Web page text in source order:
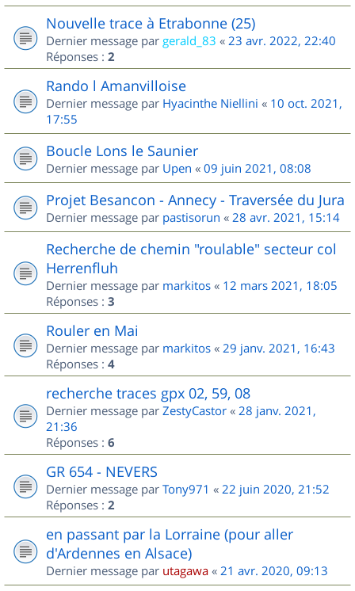
Nouvelle trace à Etrabonne (25)
Dernier message par gerald_83 « 23 avr. 2022, 22:40
Réponses : 2
Rando l Amanvilloise
Dernier message par Hyacinthe Niellini « 10 oct. 2021,
17:55
Boucle Lons le Saunier
Dernier message par Upen « 09 juin 2021, 08:08
Projet Besancon - Annecy - Traversée du Jura
Dernier message par pastisorun « 28 avr. 2021, 15:14
Recherche de chemin "roulable" secteur col
Herrenfluh
Dernier message par markitos « 12 mars 2021, 18:05
Réponses : 3
Rouler en Mai
Dernier message par markitos « 29 janv. 2021, 16:43
Réponses : 4
recherche traces gpx 02, 59, 08
Dernier message par ZestyCastor « 28 janv. 2021,
21:36
Réponses : 6
GR 654 - NEVERS
Dernier message par Tony971 « 22 juin 2020, 21:52
Réponses : 2
en passant par la Lorraine (pour aller
d'Ardennes en Alsace)
Dernier message par utagawa « 21 avr. 2020, 09:13